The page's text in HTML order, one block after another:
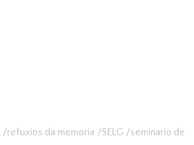
refuxios da memoria SELG
seminario de